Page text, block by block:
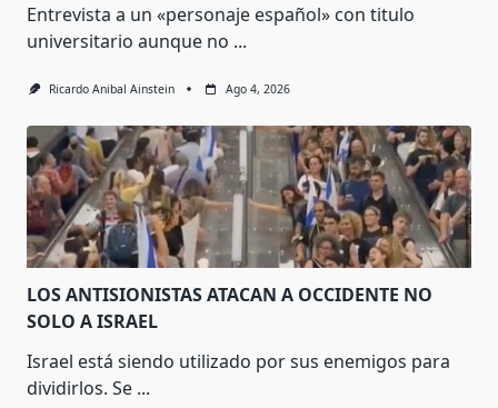
Entrevista a un «personaje español» con titulo
universitario aunque no ...
Ricardo Anibal Ainstein Ago 4, 2026
LOS ANTISIONISTAS ATACAN A OCCIDENTE NO
SOLO A ISRAEL
Israel está siendo utilizado por sus enemigos para
dividirlos. Se ...